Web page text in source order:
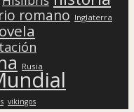
romano Inglaterra
Rusia
vikingos